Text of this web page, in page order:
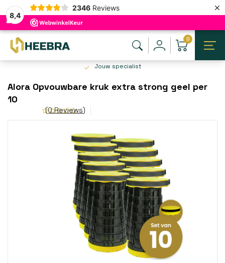
8,4
2346 Reviews ×
0
Jouw specialist
Alora Opvouwbare kruk extra strong geel per
10
(0 Reviews)